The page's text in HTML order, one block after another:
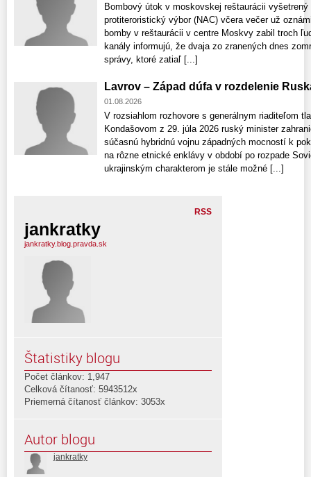
Bombový útok v moskovskej reštaurácii
protiteroristický výbor (NAC) včera večer už
bomby v reštaurácii v centre Moskvy zabil troch
kanály informujú, že dvaja zo zranených dnes
správy, ktoré zatiaľ [...]
Lavrov – Západ dúfa v rozdelenie
01.08.2026
V rozsiahlom rozhovore s generálnym riaditeľom
Kondašovom z 29. júla 2026 ruský minister
súčasnú hybridnú vojnu západných mocností k
na rôzne etnické enklávy v období po rozpade
ukrajinským charakterom je stále možné [...]
RSS
jankratky
jankratky.blog.pravda.sk
Štatistiky blogu
Počet článkov: 1,947
Celková čítanosť: 5943512x
Priemerná čítanosť článkov: 3053x
Autor blogu
jankratky